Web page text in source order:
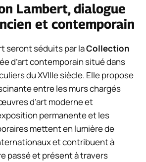
Lambert, dialogue
et contemporain
seront séduits par laCollection
d’art contemporain situé dans
du XVIIIe siècle. Elle propose
entre les murs chargés
d’art moderne et
permanente et les
mettent en lumière de
et contribuent à
passé et présent à travers